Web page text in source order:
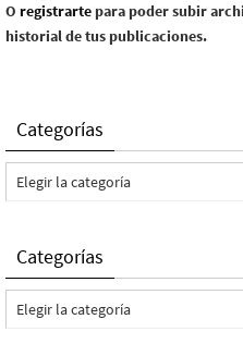
O registrarte para poder subir
historial de tus publicaciones.
Categorías
Categorías
Categorías
Categorías